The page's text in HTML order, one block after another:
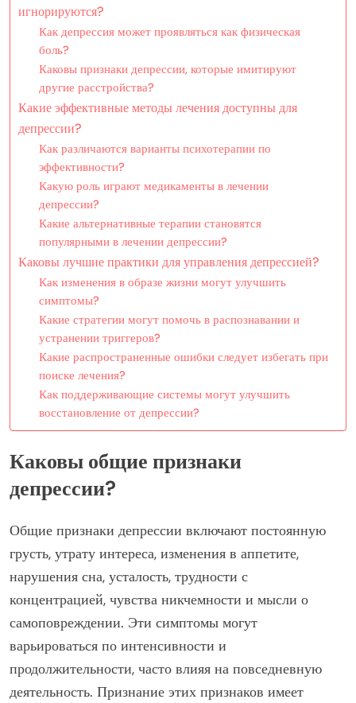
игнорируются?
Как депрессия может проявляться как физическая
боль?
Каковы признаки депрессии, которые имитируют
другие расстройства?
Какие эффективные методы лечения доступны для
депрессии?
Как различаются варианты психотерапии по
эффективности?
Какую роль играют медикаменты в лечении
депрессии?
Какие альтернативные терапии становятся
популярными в лечении депрессии?
Каковы лучшие практики для управления депрессией?
Как изменения в образе жизни могут улучшить
симптомы?
Какие стратегии могут помочь в распознавании и
устранении триггеров?
Какие распространенные ошибки следует избегать при
поиске лечения?
Как поддерживающие системы могут улучшить
восстановление от депрессии?
Каковы общие признаки
депрессии?
Общие признаки депрессии включают постоянную
грусть, утрату интереса, изменения в аппетите,
нарушения сна, усталость, трудности с
концентрацией, чувства никчемности и мысли о
самоповреждении. Эти симптомы могут
варьироваться по интенсивности и
продолжительности, часто влияя на повседневную
деятельность. Признание этих признаков имеет